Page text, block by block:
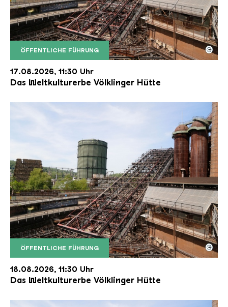
ÖFFENTLICHE FÜHRUNG
Der Erzschrägaufzug der Völklinger Hütte mit
Copyright: Weltkulturerbe Völklinger Hütte | Karl
©
17.08.2026, 11:30 Uhr
Das Weltkulturerbe Völklinger Hütte
ÖFFENTLICHE FÜHRUNG
Der Erzschrägaufzug der Völklinger Hütte mit
Copyright: Weltkulturerbe Völklinger Hütte | Karl
©
18.08.2026, 11:30 Uhr
Das Weltkulturerbe Völklinger Hütte